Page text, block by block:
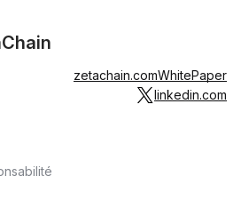
zetachain.comWhitePaper
linkedin.com